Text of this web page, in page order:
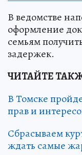
В ведомстве
оформление
семьям
задержек.
ЧИТАЙТЕ
В Томске
прав и
Сбрасываем
ждать самые